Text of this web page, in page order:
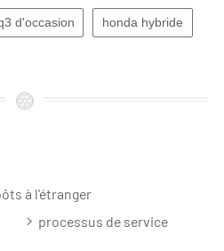
d'occasion honda hybride
à l'étranger
processus de service